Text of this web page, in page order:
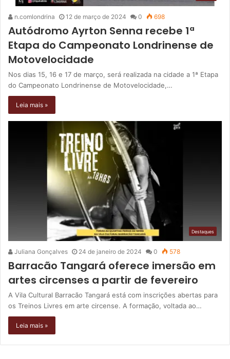
n.comlondrina 12 de março de 2024 0 698
Autódromo Ayrton Senna recebe 1ª
Etapa do Campeonato Londrinense de
Motovelocidade
Nos dias 15, 16 e 17 de março, será realizada na cidade a 1ª Etapa
do Campeonato Londrinense de Motovelocidade,…
Leia mais »
Destaques
Juliana Gonçalves 24 de janeiro de 2024 0 578
Barracão Tangará oferece imersão em
artes circenses a partir de fevereiro
A Vila Cultural Barracão Tangará está com inscrições abertas para
os Treinos Livres em arte circense. A formação, voltada ao…
Leia mais »